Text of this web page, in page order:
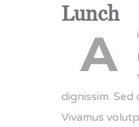
Lunch
A
dignissim. Sed
Vivamus